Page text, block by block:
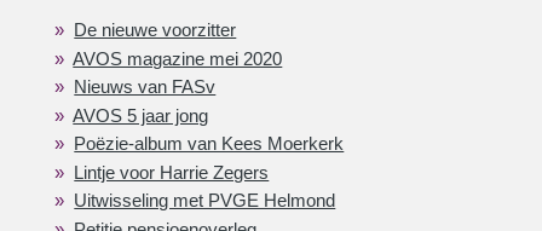
De nieuwe voorzitter
AVOS magazine mei 2020
Nieuws van FASv
AVOS 5 jaar jong
Poëzie-album van Kees Moerkerk
Lintje voor Harrie Zegers
Uitwisseling met PVGE Helmond